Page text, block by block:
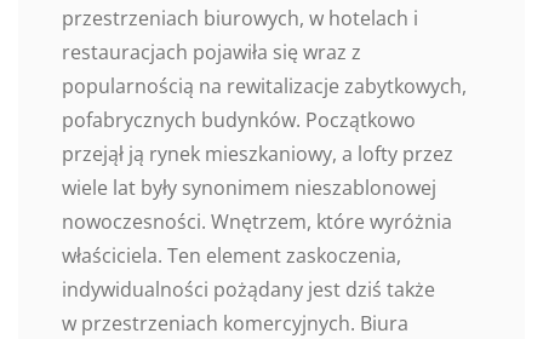
przestrzeniach biurowych, w hotelach i
restauracjach pojawiła się wraz z
popularnością na rewitalizacje zabytkowych,
pofabrycznych budynków. Początkowo
przejął ją rynek mieszkaniowy, a lofty przez
wiele lat były synonimem nieszablonowej
nowoczesności. Wnętrzem, które wyróżnia
właściciela. Ten element zaskoczenia,
indywidualności pożądany jest dziś także
w przestrzeniach komercyjnych. Biura